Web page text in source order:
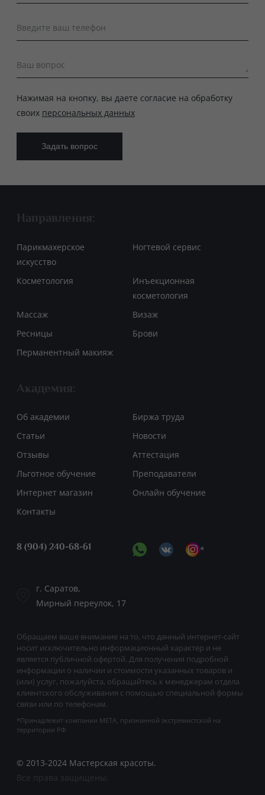
Введите ваш телефон
Ваш вопрос
Нажимая на кнопку, вы даете согласие на обработку
своих персональных данных
Обращаем ваше внимание на то, что данный интернет-сайт
носит исключительно информационный характер и не
является публичной офертой. Для получения подробной
информации о наличии и стоимости указанных товаров и
(или) услуг, пожалуйста, обращайтесь к менеджерам отдела
клиентского обслуживания с помощью специальной формы
связи или по телефонам.
*Принадлежит компании META, признанной экстремистской на
территории РФ
Направления:
Парикмахерское
искусство
Ногтевой сервис
Косметология
Инъекционная
косметология
Массаж
Визаж
Ресницы
Брови
Перманентный макияж
Академия:
Об академии
Биржа труда
Статьи
Новости
Отзывы
Аттестация
Льготное обучение
Преподаватели
Интернет магазин
Онлайн обучение
Контакты
© 2013-2024 Мастерская красоты.
Все права защищены.
8 (904) 240-68-61 *
г. Саратов,
Мирный переулок, 17